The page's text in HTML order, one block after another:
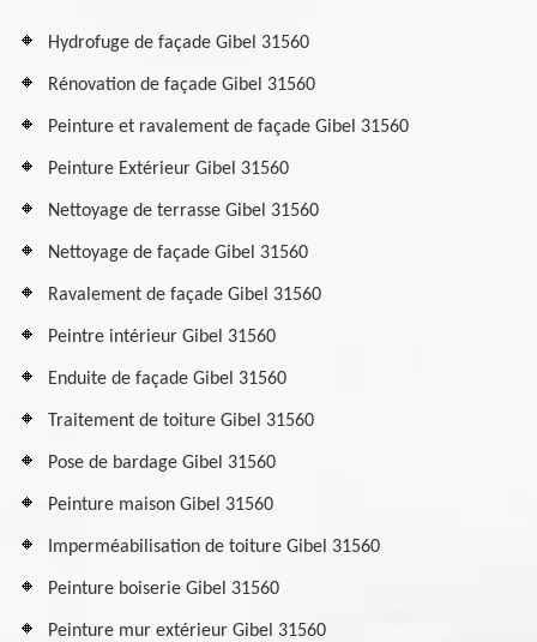
Hydrofuge de façade Gibel 31560
Rénovation de façade Gibel 31560
Peinture et ravalement de façade Gibel 31560
Peinture Extérieur Gibel 31560
Nettoyage de terrasse Gibel 31560
Nettoyage de façade Gibel 31560
Ravalement de façade Gibel 31560
Peintre intérieur Gibel 31560
Enduite de façade Gibel 31560
Traitement de toiture Gibel 31560
Pose de bardage Gibel 31560
Peinture maison Gibel 31560
Imperméabilisation de toiture Gibel 31560
Peinture boiserie Gibel 31560
Peinture mur extérieur Gibel 31560